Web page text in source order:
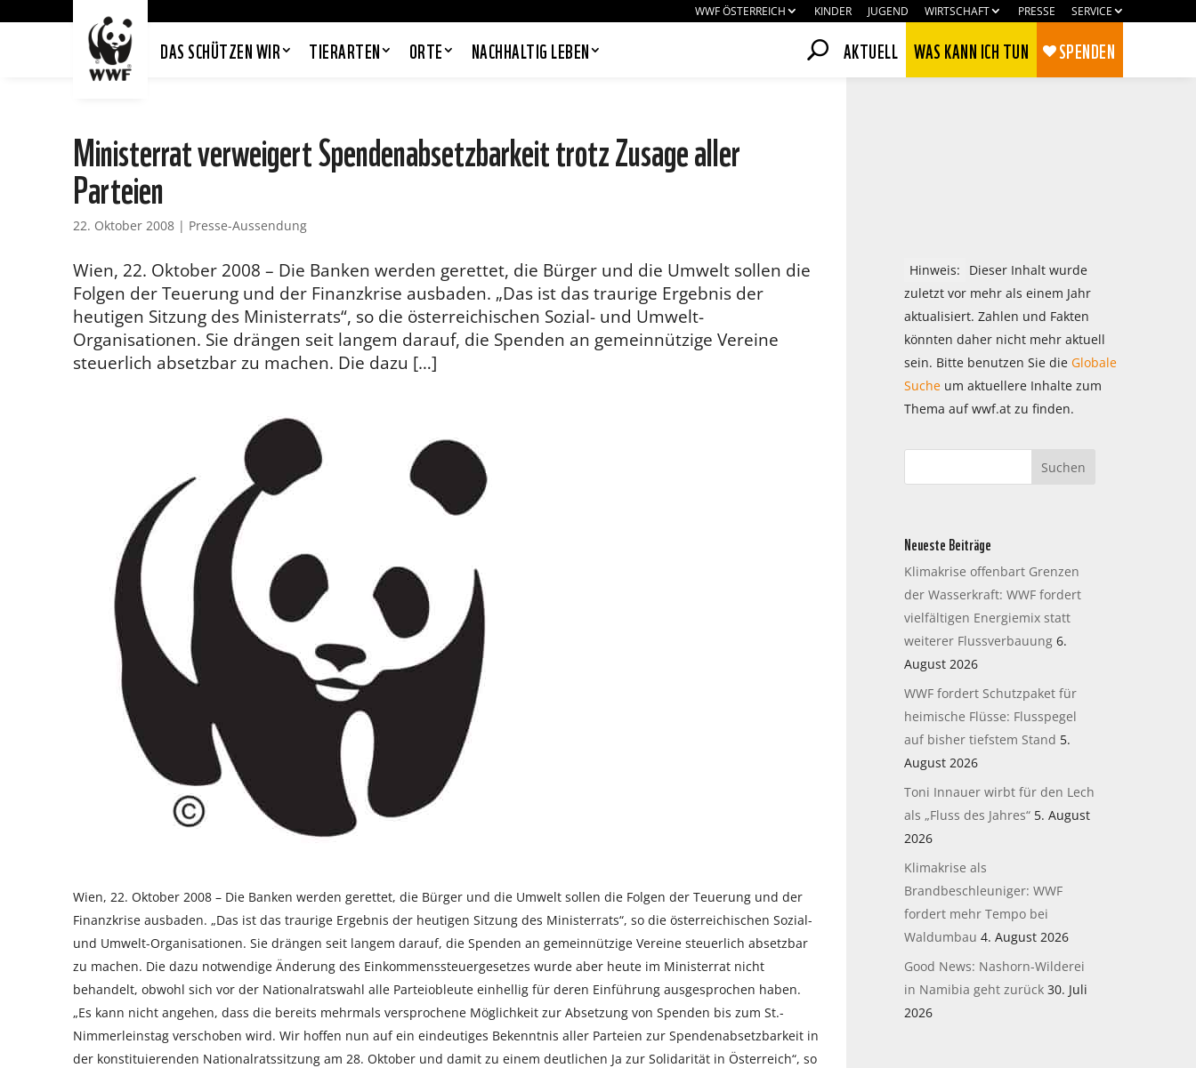
WWF ÖSTERREICH KINDER JUGEND WIRTSCHAFT PRESSE SERVICE
DAS SCHÜTZEN WIR TIERARTEN ORTE NACHHALTIG LEBEN AKTUELL WAS KANN ICH TUN SPENDEN
Ministerrat verweigert Spendenabsetzbarkeit trotz Zusage aller
Parteien
22. Oktober 2008 | Presse-Aussendung
Wien, 22. Oktober 2008 – Die Banken werden gerettet, die Bürger und die Umwelt sollen die
Folgen der Teuerung und der Finanzkrise ausbaden. „Das ist das traurige Ergebnis der
heutigen Sitzung des Ministerrats“, so die österreichischen Sozial- und Umwelt-
Organisationen. Sie drängen seit langem darauf, die Spenden an gemeinnützige Vereine
steuerlich absetzbar zu machen. Die dazu […]
Wien, 22. Oktober 2008 – Die Banken werden gerettet, die Bürger und die Umwelt sollen die Folgen der Teuerung und der
Finanzkrise ausbaden. „Das ist das traurige Ergebnis der heutigen Sitzung des Ministerrats“, so die österreichischen Sozial-
und Umwelt-Organisationen. Sie drängen seit langem darauf, die Spenden an gemeinnützige Vereine steuerlich absetzbar
zu machen. Die dazu notwendige Änderung des Einkommenssteuergesetzes wurde aber heute im Ministerrat nicht
behandelt, obwohl sich vor der Nationalratswahl alle Parteiobleute einhellig für deren Einführung ausgesprochen haben.
„Es kann nicht angehen, dass die bereits mehrmals versprochene Möglichkeit zur Absetzung von Spenden bis zum St.-
Nimmerleinstag verschoben wird. Wir hoffen nun auf ein eindeutiges Bekenntnis aller Parteien zur Spendenabsetzbarkeit in
der konstituierenden Nationalratssitzung am 28. Oktober und damit zu einem deutlichen Ja zur Solidarität in Österreich“, so
Hinweis:
Dieser Inhalt wurde
zuletzt vor mehr als einem Jahr
aktualisiert. Zahlen und Fakten
könnten daher nicht mehr aktuell
sein. Bitte benutzen Sie die Globale
Sucheum aktuellere Inhalte zum
Thema auf wwf.at zu finden.
Neueste Beiträge
Klimakrise offenbart Grenzen
der Wasserkraft: WWF fordert
vielfältigen Energiemix statt
weiterer Flussverbauung 6.
August 2026
WWF fordert Schutzpaket für
heimische Flüsse: Flusspegel
auf bisher tiefstem Stand 5.
August 2026
Toni Innauer wirbt für den Lech
als „Fluss des Jahres“ 5. August
2026
Klimakrise als
Brandbeschleuniger: WWF
fordert mehr Tempo bei
Waldumbau 4. August 2026
Good News: Nashorn-Wilderei
in Namibia geht zurück 30. Juli
2026
Website. Infos dazu findest du in unserer
Datenschutzerklärung. Unter
Einstellungen
kannst du verwalten,
welche Art von Cookies gesetzt werden.
Deine Auswahl kannst du über den
entsprechenden Link im Footer der
Ablehnen